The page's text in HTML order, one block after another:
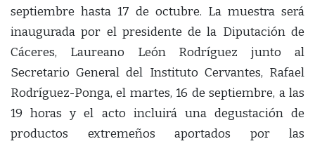
septiembre hasta 17 de octubre. La muestra será
inaugurada por el presidente de la Diputación de
Cáceres, Laureano León Rodríguez junto al
Secretario General del Instituto Cervantes, Rafael
Rodríguez-Ponga, el martes, 16 de septiembre, a las
19 horas y el acto incluirá una degustación de
productos extremeños aportados por las